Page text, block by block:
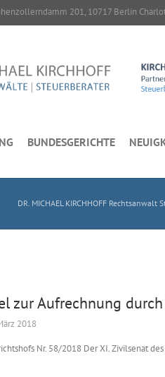
201, 10717 Berlin
BUNDESGERICHTE
DR. MICHAEL KIRCHHOFF
zur Aufrechnung
2018
Nr. 58/2018 Der XI. Zivilsenat